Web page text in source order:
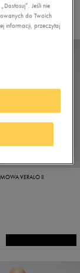
Wyczyść filtry
VERALO II
Jeśli nie
do Twoich
informacji, przeczytaj